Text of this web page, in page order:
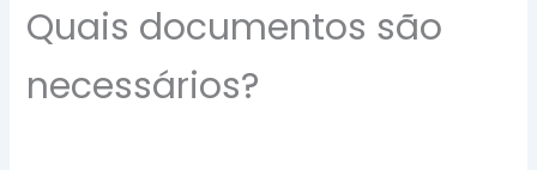
Quais documentos são
necessários?